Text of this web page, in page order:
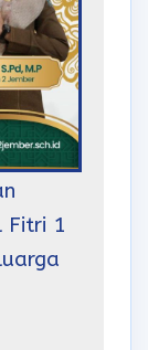
Fitri 1